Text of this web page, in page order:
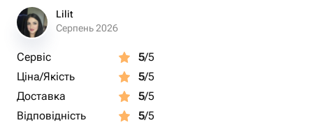
Lilit
Серпень 2026
Сервіс 5/5
Ціна/Якість
5/5
Доставка
5/5
Відповідність
5/5